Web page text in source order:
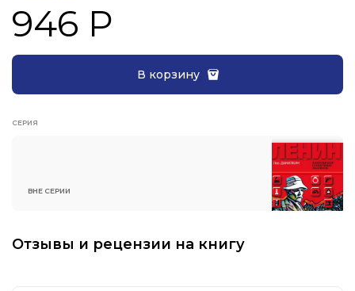
946 Р
В корзину
СЕРИЯ
ВНЕ СЕРИИ
Отзывы и рецензии на книгу